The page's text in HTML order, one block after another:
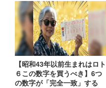
【昭和43年以前生まれはロト
６この数字を買うべき】6つ
の数字が「完全一致」する